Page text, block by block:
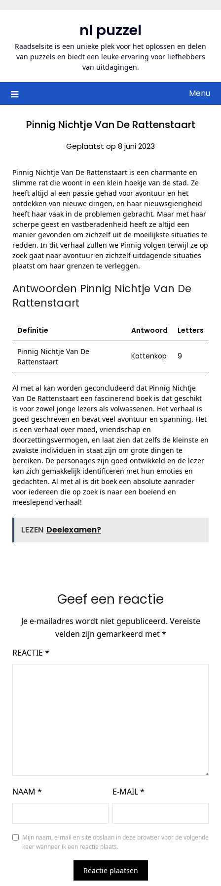
inhoud
nl puzzel
Raadselsite is een unieke plek voor het oplossen en delen
van puzzels en biedt een leuke ervaring voor liefhebbers
van uitdagingen.
Menu
Pinnig Nichtje Van De Rattenstaart
Geplaatst op 8 juni 2023
Pinnig Nichtje Van De Rattenstaart is een charmante en
slimme rat die woont in een klein hoekje van de stad. Ze
heeft altijd al een passie gehad voor avontuur en het
ontdekken van nieuwe dingen, en haar nieuwsgierigheid
heeft haar vaak in de problemen gebracht. Maar met haar
scherpe geest en vastberadenheid heeft ze altijd een
manier gevonden om zichzelf uit de moeilijkste situaties te
redden. In dit verhaal zullen we Pinnig volgen terwijl ze op
zoek gaat naar avontuur en zichzelf uitdagende situaties
plaatst om haar grenzen te verleggen.
Antwoorden Pinnig Nichtje Van De
Rattenstaart
Definitie Antwoord Letters
Pinnig Nichtje Van De
Rattenstaart
Kattenkop 9
Al met al kan worden geconcludeerd dat Pinnig Nichtje
Van De Rattenstaart een fascinerend boek is dat geschikt
is voor zowel jonge lezers als volwassenen. Het verhaal is
goed geschreven en bevat veel avontuur en spanning. Het
is een verhaal over moed, vriendschap en
doorzettingsvermogen, en laat zien dat zelfs de kleinste en
zwakste individuen in staat zijn om grote dingen te
bereiken. De personages zijn goed ontwikkeld en de lezer
kan zich gemakkelijk identificeren met hun emoties en
gedachten. Al met al is dit boek een absolute aanrader
voor iedereen die op zoek is naar een boeiend en
meeslepend verhaal!
LEZEN Deelexamen?
Geef een reactie
Je e-mailadres wordt niet gepubliceerd. Vereiste
velden zijn gemarkeerd met*
REACTIE *
NAAM * E-MAIL*
Mijn naam, e-mail en site opslaan in deze browser voor de volgende
keer wanneer ik een reactie plaats.